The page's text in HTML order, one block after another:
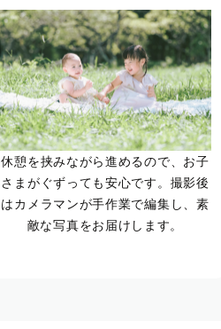
休憩を挟みながら進めるので、お子
さまがぐずっても安心です。撮影後
はカメラマンが手作業で編集し、素
敵な写真をお届けします。